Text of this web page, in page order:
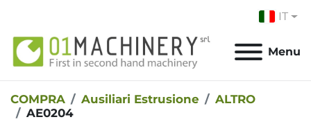
IT
Menu
COMPRA Ausiliari Estrusione
ALTRO
AE0204